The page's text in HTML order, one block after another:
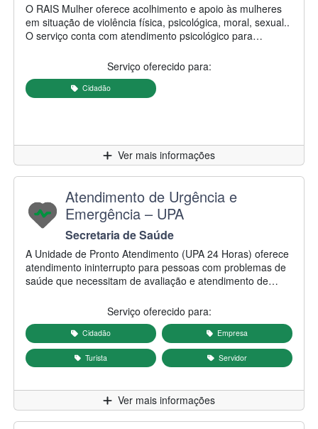
Descrição do serviço:
O RAIS Mulher oferece acolhimento e apoio às mulheres
em situação de violência física, psicológica, moral, sexual..
O serviço conta com atendimento psicológico para
sobre a rede de proteção e os serviços disponíveis no
município.
Serviço oferecido para:
Cidadão
Ver mais informações
Nome do serviço:
Atendimento de Urgência e
Emergência – UPA
Secretaria/Autarquia responsável:
Secretaria de Saúde
Descrição do serviço:
A Unidade de Pronto Atendimento (UPA 24 Horas) oferece
atendimento ininterrupto para pessoas com problemas de
saúde que necessitam de avaliação e atendimento de
de casos clínicos, traumáticos e outras situações que
demandam assistência imediata, promovendo a avaliação
inicial, estabilização do paciente e encaminhamento para
outros serviços de saúde quando necessário. A UPA
integra a Rede de Atenção à Saúde do município, atuando
Serviço de Atendimento Móvel de Urgência (SAMU 192),
garantindo atendimento adequado conforme a
Serviço oferecido para:
Cidadão Empresa
Turista Servidor
Ver mais informações